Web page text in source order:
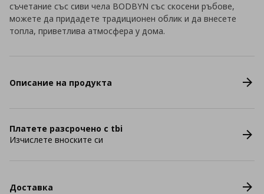
съчетание със сиви чела BODBYN със скосени ръбове,
можете да придадете традиционен облик и да внесете
топла, приветлива атмосфера у дома.
Описание на продукта
Платете разсрочено с tbi
Изчислете вноските си
Доставка